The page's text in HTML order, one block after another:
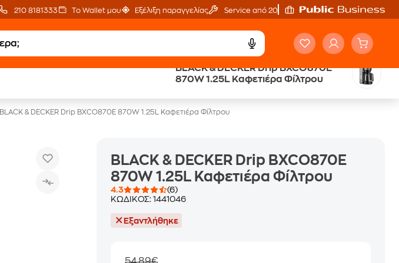
210 8181333 Το Wallet μου Εξέλιξη παραγγελίας Service από 20'
BLACK & DECKER Drip BXCO870E
870W 1.25L Καφετιέρα Φίλτρου
Public επιστροφή €
BLACK & DECKER Drip BXCO870E 870W 1.25L Καφετιέρα Φίλτρου
BLACK & DECKER Drip BXCO870E
870W 1.25L Καφετιέρα Φίλτρου
4.3
(6)
ΚΩΔΙΚΟΣ:1441046
Εξαντλήθηκε